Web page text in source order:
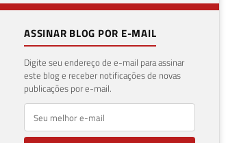
ASSINAR BLOG POR E-MAIL
Digite seu endereço de e-mail para assinar
este blog e receber notificações de novas
publicações por e-mail.
E-mail